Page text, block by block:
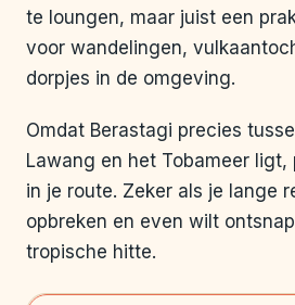
te loungen, maar juist een
voor wandelingen,
dorpjes in de omgeving.
Omdat Berastagi precies
Lawang en het Tobameer
in je route. Zeker als je lange
opbreken en even wilt
tropische hitte.